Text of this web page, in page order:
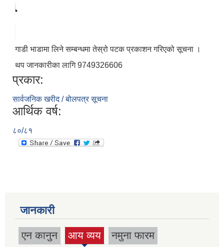
गाडी भाडामा लिने सम्बन्धमा तेस्रो पटक प्रकाशन गरिएको सूचना ।
थप जानकारीका लागि 9749326606
प्रकार:
सार्वजनिक खरीद / बोलपत्र सूचना
आर्थिक वर्ष:
८०/८१
जानकारी
एन कानुन आय व्यय
(active
नमुना फारम